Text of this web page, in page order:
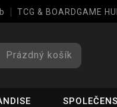
TCG & BOARDGAME
Prázdný košík